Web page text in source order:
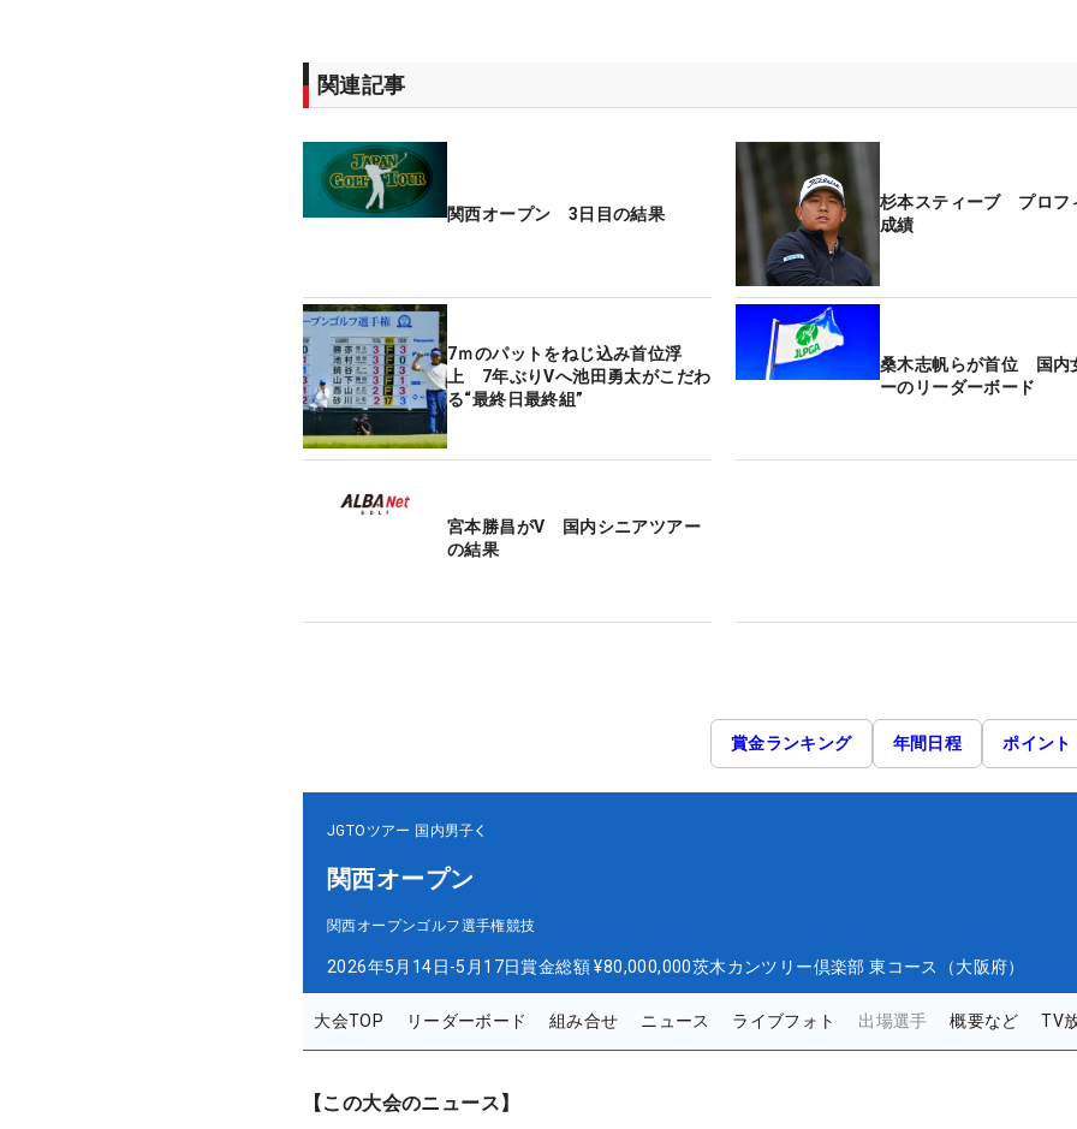
関連記事
関西オープン 3日目の結果
杉本スティーブ プロフ
成績
7ｍのパットをねじ込み首位浮
上 7年ぶりVへ池田勇太がこだわ
る“最終日最終組”
桑木志帆らが首位 国内
ーのリーダーボード
宮本勝昌がV 国内シニアツアー
の結果
賞金ランキング 年間日程 ポイント
JGTOツアー 国内男子
関西オープン
関西オープンゴルフ選手権競技
2026年5月14日-5月17日賞金総額 ¥80,000,000茨木カンツリー倶楽部 東コース（大阪府）
大会TOP リーダーボード 組み合せ ニュース ライブフォト 出場選手 概要など TV
【この大会のニュース】